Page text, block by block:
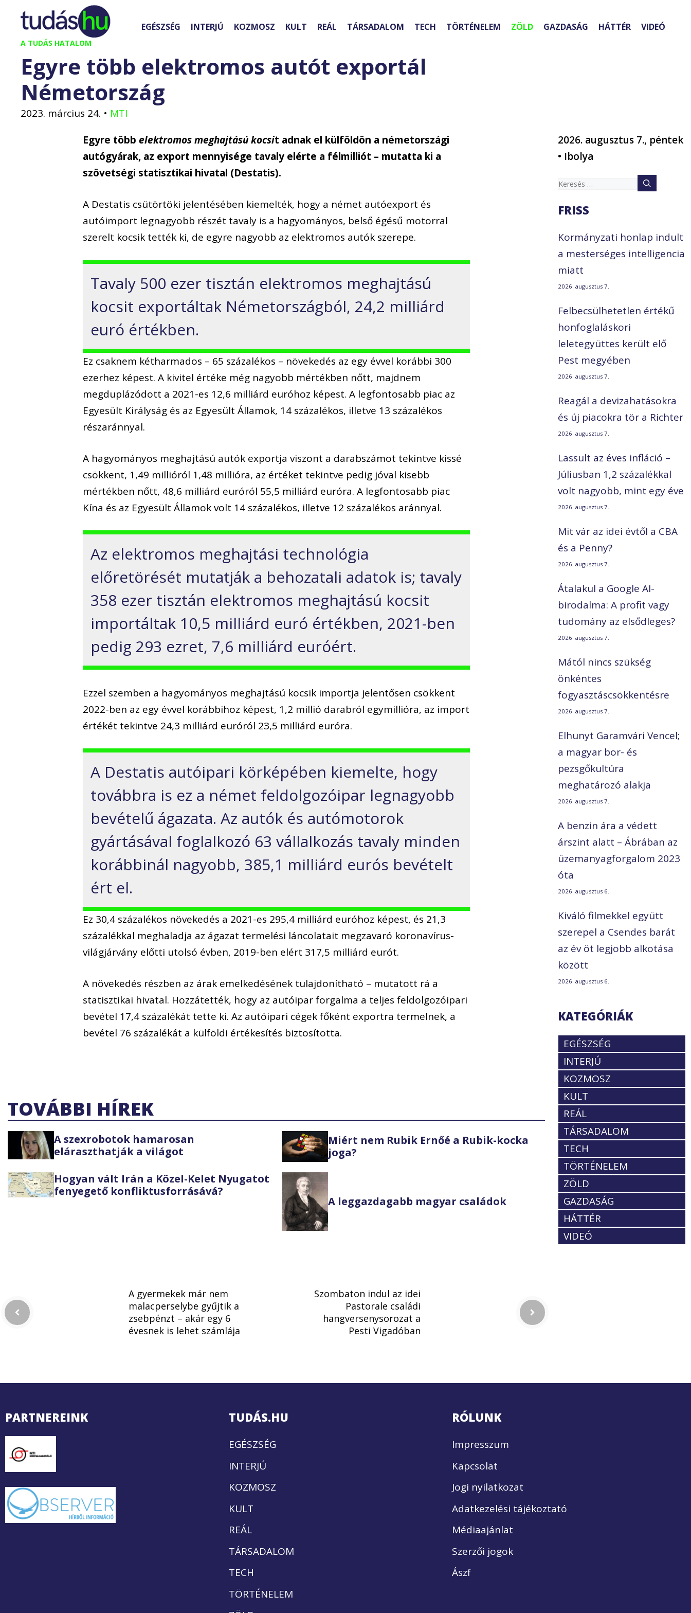
Kilépés
tartalomba
A TUDÁS HATALOM
EGÉSZSÉG INTERJÚ KOZMOSZ KULT REÁL TÁRSADALOM TECH TÖRTÉNELEM ZÖLD GAZDASÁG HÁTTÉR VIDEÓ
Egyre több elektromos autót exportál
Németország
2023. március 24. • MTI
Egyre többelektromos meghajtású kocsit adnak el külföldön a németországi
autógyárak, az export mennyisége tavaly elérte a félmilliót – mutatta ki a
szövetségi statisztikai hivatal (Destatis).
A Destatis csütörtöki jelentésében kiemelték, hogy a német autóexport és
autóimport legnagyobb részét tavaly is a hagyományos, belső égésű motorral
szerelt kocsik tették ki, de egyre nagyobb az elektromos autók szerepe.
Tavaly 500 ezer tisztán elektromos meghajtású
kocsit exportáltak Németországból, 24,2 milliárd
euró értékben.
Ez csaknem kétharmados – 65 százalékos – növekedés az egy évvel korábbi 300
ezerhez képest. A kivitel értéke még nagyobb mértékben nőtt, majdnem
megduplázódott a 2021-es 12,6 milliárd euróhoz képest. A legfontosabb piac az
Egyesült Királyság és az Egyesült Államok, 14 százalékos, illetve 13 százalékos
részaránnyal.
A hagyományos meghajtású autók exportja viszont a darabszámot tekintve kissé
csökkent, 1,49 millióról 1,48 millióra, az értéket tekintve pedig jóval kisebb
mértékben nőtt, 48,6 milliárd euróról 55,5 milliárd euróra. A legfontosabb piac
Kína és az Egyesült Államok volt 14 százalékos, illetve 12 százalékos aránnyal.
Az elektromos meghajtási technológia
előretörését mutatják a behozatali adatok is; tavaly
358 ezer tisztán elektromos meghajtású kocsit
importáltak 10,5 milliárd euró értékben, 2021-ben
pedig 293 ezret, 7,6 milliárd euróért.
Ezzel szemben a hagyományos meghajtású kocsik importja jelentősen csökkent
2022-ben az egy évvel korábbihoz képest, 1,2 millió darabról egymillióra, az import
értékét tekintve 24,3 milliárd euróról 23,5 milliárd euróra.
A Destatis autóipari körképében kiemelte, hogy
továbbra is ez a német feldolgozóipar legnagyobb
bevételű ágazata. Az autók és autómotorok
gyártásával foglalkozó 63 vállalkozás tavaly minden
korábbinál nagyobb, 385,1 milliárd eurós bevételt
ért el.
Ez 30,4 százalékos növekedés a 2021-es 295,4 milliárd euróhoz képest, és 21,3
százalékkal meghaladja az ágazat termelési láncolatait megzavaró koronavírus-
világjárvány előtti utolsó évben, 2019-ben elért 317,5 milliárd eurót.
A növekedés részben az árak emelkedésének tulajdonítható – mutatott rá a
statisztikai hivatal. Hozzátették, hogy az autóipar forgalma a teljes feldolgozóipari
bevétel 17,4 százalékát tette ki. Az autóipari cégek főként exportra termelnek, a
bevétel 76 százalékát a külföldi értékesítés biztosította.
TOVÁBBI HÍREK
A szexrobotok hamarosan
eláraszthatják a világot
Miért nem Rubik Ernőé a Rubik-kocka
joga?
Hogyan vált Irán a Közel-Kelet Nyugatot
fenyegető konfliktusforrásává?
A leggazdagabb magyar családok
2026. augusztus 7., péntek
• Ibolya
Keresés:
FRISS
Kormányzati honlap indult
a mesterséges intelligencia
miatt
2026. augusztus 7.
Felbecsülhetetlen értékű
honfoglaláskori
leletegyüttes került elő
Pest megyében
2026. augusztus 7.
Reagál a devizahatásokra
és új piacokra tör a Richter
2026. augusztus 7.
Lassult az éves infláció –
Júliusban 1,2 százalékkal
volt nagyobb, mint egy éve
2026. augusztus 7.
Mit vár az idei évtől a CBA
és a Penny?
2026. augusztus 7.
Átalakul a Google AI-
birodalma: A profit vagy
tudomány az elsődleges?
2026. augusztus 7.
Mától nincs szükség
önkéntes
fogyasztáscsökkentésre
2026. augusztus 7.
Elhunyt Garamvári Vencel;
a magyar bor- és
pezsgőkultúra
meghatározó alakja
2026. augusztus 7.
A benzin ára a védett
árszint alatt – Ábrában az
üzemanyagforgalom 2023
óta
2026. augusztus 6.
Kiváló filmekkel együtt
szerepel a Csendes barát
az év öt legjobb alkotása
között
2026. augusztus 6.
KATEGÓRIÁK
EGÉSZSÉG
INTERJÚ
KOZMOSZ
KULT
REÁL
TÁRSADALOM
TECH
TÖRTÉNELEM
ZÖLD
GAZDASÁG
HÁTTÉR
VIDEÓ
A gyermekek már nem
malacperselybe gyűjtik a
zsebpénzt – akár egy 6
évesnek is lehet számlája
Szombaton indul az idei
Pastorale családi
hangversenysorozat a
Pesti Vigadóban
PARTNEREINK TUDÁS.HU
EGÉSZSÉG
INTERJÚ
KOZMOSZ
KULT
REÁL
TÁRSADALOM
TECH
TÖRTÉNELEM
RÓLUNK
Impresszum
Kapcsolat
Jogi nyilatkozat
Adatkezelési tájékoztató
Médiaajánlat
Szerzői jogok
Ászf